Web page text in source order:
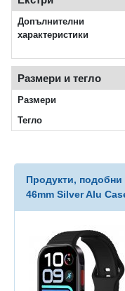
Допълнителни
характеристики
Размери и тегло
Размери
Тегло
Продукти, подобни
46mm Silver Alu